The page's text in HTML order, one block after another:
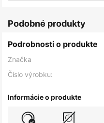
Podobné produkty
Podrobnosti o produkte
Značka
Číslo výrobku:
Informácie o produkte